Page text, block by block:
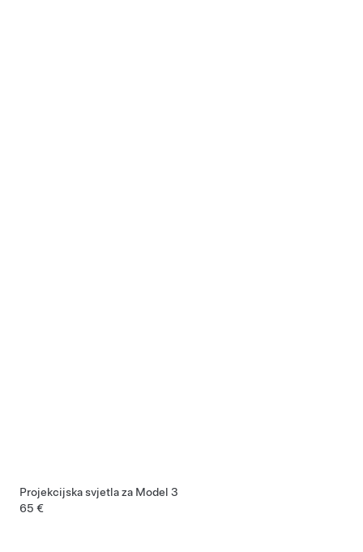
Projekcijska svjetla za Model 3
65 €